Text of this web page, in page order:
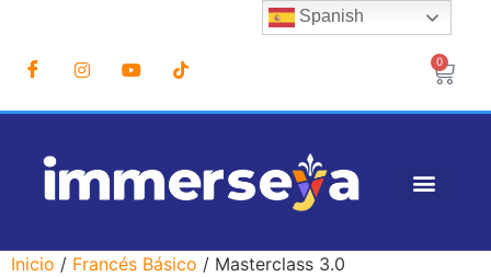
0
Inicio / Francés Básico / Masterclass 3.0
Spanish